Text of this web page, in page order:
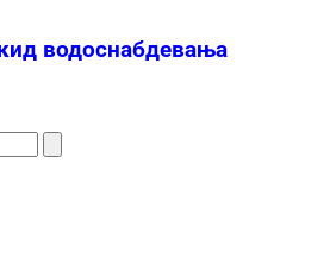
водоснабдевања